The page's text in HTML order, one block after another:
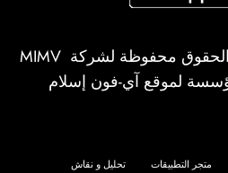
MIMV
لموقع آي-فون إسلام
متجر التطبيقات
تحليل و نقاش